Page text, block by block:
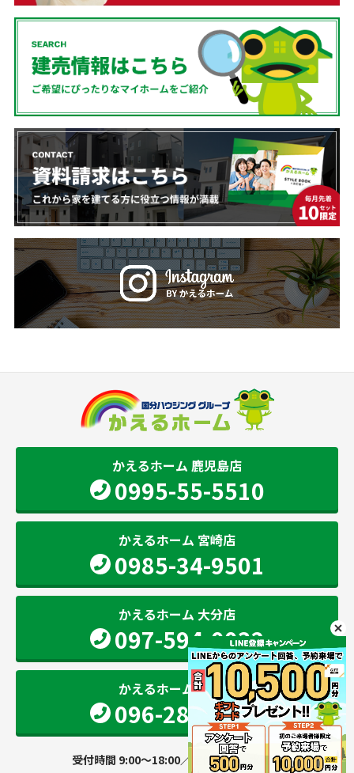
かえるホーム 鹿児島店
0995-55-5510
かえるホーム 宮崎店
0985-34-9501
かえるホーム 大分店
097-594-0032
かえるホーム 熊本店
096-283-2207
受付時間 9:00～18:00／定休日 火・水曜日